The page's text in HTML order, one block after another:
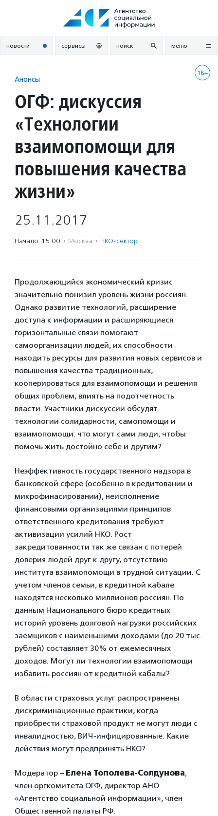
новости сервисы поиск меню
18+
Анонсы
ОГФ: дискуссия
«Технологии
взаимопомощи для
повышения качества
жизни»
25.11.2017
Начало: 15:00 · Москва · НКО-сектор
Продолжающийся экономический кризис
значительно понизил уровень жизни россиян.
Однако развитие технологий, расширение
доступа к информации и расширяющиеся
горизонтальные связи помогают
самоорганизации людей, их способности
находить ресурсы для развития новых сервисов и
повышения качества традиционных,
кооперироваться для взаимопомощи и решения
общих проблем, влиять на подотчетность
власти. Участники дискуссии обсудят
технологии солидарности, самопомощи и
взаимопомощи: что могут сами люди, чтобы
помочь жить достойно себе и другим?
Неэффективность государственного надзора в
банковской сфере (особенно в кредитовании и
микрофинасировании), неисполнение
финансовыми организациями принципов
ответственного кредитования требуют
активизации усилий НКО. Рост
закредитованности так же связан с потерей
доверия людей друг к другу, отсутствию
института взаимопомощи в трудной ситуации. С
учетом членов семьи, в кредитной кабале
находятся несколько миллионов россиян. По
данным Национального бюро кредитных
историй уровень долговой нагрузки российских
заемщиков с наименьшими доходами (до 20 тыс.
рублей) составляет 30% от ежемесячных
доходов. Могут ли технологии взаимопомощи
избавить россиян от кредитной кабалы?
В области страховых услуг распространены
дискриминационные практики, когда
приобрести страховой продукт не могут люди с
инвалидностью, ВИЧ-инфицированные. Какие
действия могут предпринять НКО?
Модератор – Елена Тополева-Солдунова,
член оргкомитета ОГФ, директор АНО
«Агентство социальной информации», член
Общественной палаты РФ.